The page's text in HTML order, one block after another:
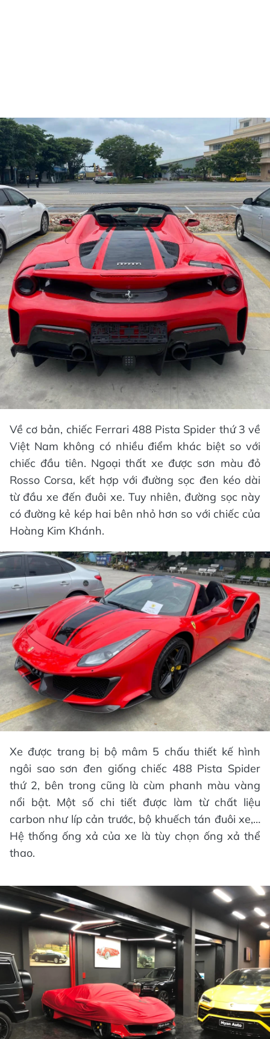
Về cơ bản, chiếc Ferrari 488 Pista Spider thứ 3 về
Việt Nam không có nhiều điểm khác biệt so với
chiếc đầu tiên. Ngoại thất xe được sơn màu đỏ
Rosso Corsa, kết hợp với đường sọc đen kéo dài
từ đầu xe đến đuôi xe. Tuy nhiên, đường sọc này
có đường kẻ kép hai bên nhỏ hơn so với chiếc của
Hoàng Kim Khánh.
Xe được trang bị bộ mâm 5 chấu thiết kế hình
ngôi sao sơn đen giống chiếc 488 Pista Spider
thứ 2, bên trong cũng là cùm phanh màu vàng
nổi bật. Một số chi tiết được làm từ chất liệu
carbon như líp cản trước, bộ khuếch tán đuôi xe,…
Hệ thống ống xả của xe là tùy chọn ống xả thể
thao.